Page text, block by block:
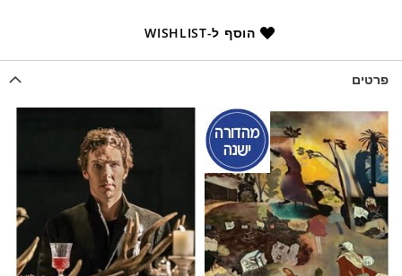
הוסף ל-WISHLIST
פרטים